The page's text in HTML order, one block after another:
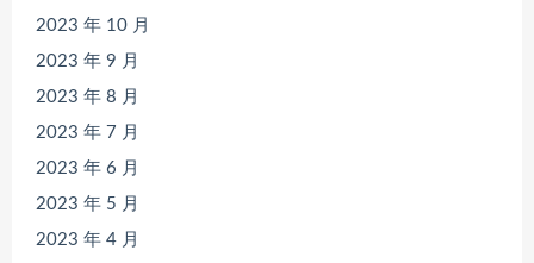
2023 年 10 月
2023 年 9 月
2023 年 8 月
2023 年 7 月
2023 年 6 月
2023 年 5 月
2023 年 4 月